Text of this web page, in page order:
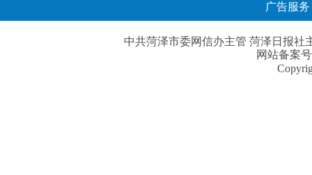
广告服务
中共菏泽市委网信办主管 菏泽日报社
网站备案